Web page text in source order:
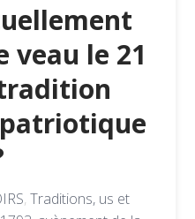
veau le 21
, Traditions, us et